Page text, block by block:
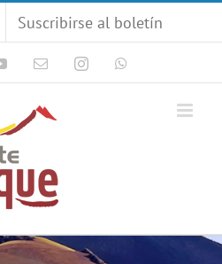
Suscribirse al boletín
YouTubeCorreoInstagram